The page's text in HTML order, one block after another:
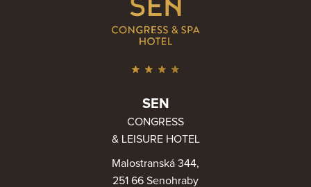
SEN
CONGRESS
& LEISURE HOTEL
Malostranská 344,
251 66 Senohraby